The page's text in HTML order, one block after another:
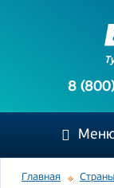
8
Главная Страны